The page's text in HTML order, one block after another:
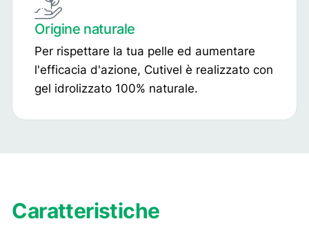
Origine naturale
Per rispettare la tua pelle ed aumentare
l'efficacia d'azione, Cutivel è realizzato con
gel idrolizzato 100% naturale.
Caratteristiche